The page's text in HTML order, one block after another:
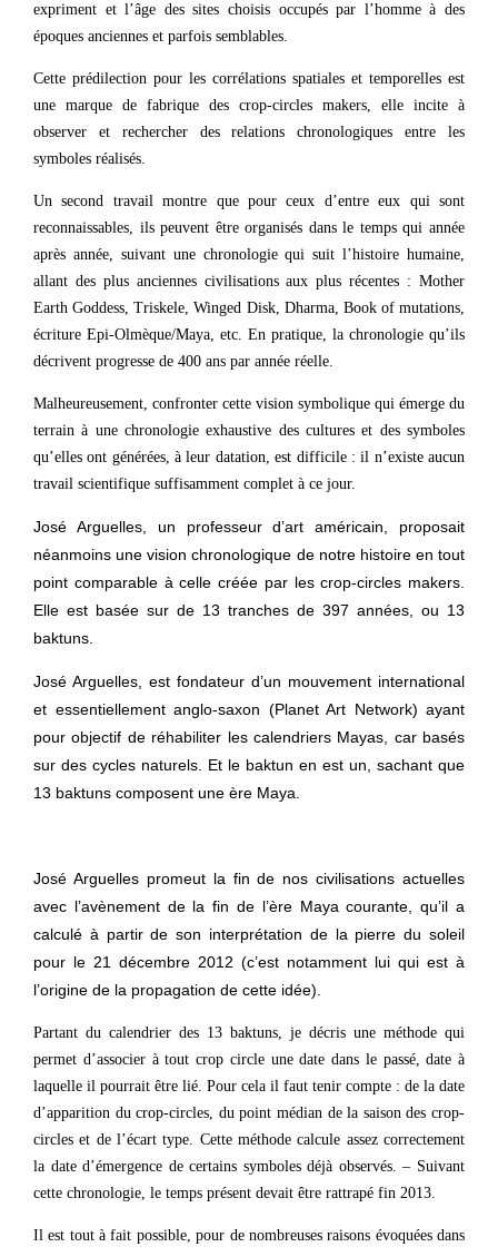
expriment et l’âge des sites choisis occupés par l’homme à des
époques anciennes et parfois semblables.
Cette prédilection pour les corrélations spatiales et temporelles est
une marque de fabrique des crop-circles makers, elle incite à
observer et rechercher des relations chronologiques entre les
symboles réalisés.
Un second travail montre que pour ceux d’entre eux qui sont
reconnaissables, ils peuvent être organisés dans le temps qui année
après année, suivant une chronologie qui suit l’histoire humaine,
allant des plus anciennes civilisations aux plus récentes : Mother
Earth Goddess, Triskele, Winged Disk, Dharma, Book of mutations,
écriture Epi-Olmèque/Maya, etc. En pratique, la chronologie qu’ils
décrivent progresse de 400 ans par année réelle.
Malheureusement, confronter cette vision symbolique qui émerge du
terrain à une chronologie exhaustive des cultures et des symboles
qu’elles ont générées, à leur datation, est difficile : il n’existe aucun
travail scientifique suffisamment complet à ce jour.
José Arguelles, un professeur d’art américain, proposait
néanmoins une vision chronologique de notre histoire en tout
point comparable à celle créée par les crop-circles makers.
Elle est basée sur de 13 tranches de 397 années, ou 13
baktuns.
José Arguelles, est fondateur d’un mouvement international
et essentiellement anglo-saxon (Planet Art Network) ayant
pour objectif de réhabiliter les calendriers Mayas, car basés
sur des cycles naturels. Et le baktun en est un, sachant que
13 baktuns composent une ère Maya.
José Arguelles promeut la fin de nos civilisations actuelles
avec l’avènement de la fin de l’ère Maya courante, qu’il a
calculé à partir de son interprétation de la pierre du soleil
pour le 21 décembre 2012 (c’est notamment lui qui est à
l’origine de la propagation de cette idée).
Partant du calendrier des 13 baktuns, je décris une méthode qui
permet d’associer à tout crop circle une date dans le passé, date à
laquelle il pourrait être lié. Pour cela il faut tenir compte : de la date
d’apparition du crop-circles, du point médian de la saison des crop-
circles et de l’écart type. Cette méthode calcule assez correctement
la date d’émergence de certains symboles déjà observés. – Suivant
cette chronologie, le temps présent devait être rattrapé fin 2013.
Il est tout à fait possible, pour de nombreuses raisons évoquées dans